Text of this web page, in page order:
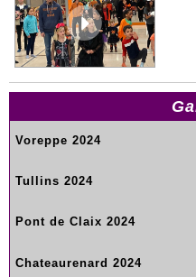
Voreppe 2024
Tullins 2024
Pont de Claix 2024
Chateaurenard 2024